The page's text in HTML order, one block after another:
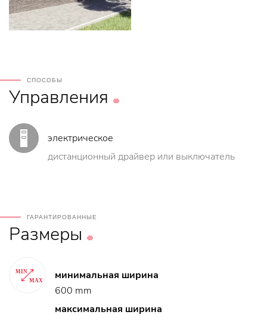
СПОСОБЫ
Управления
электрическое
дистанционный драйвер или выключатель
ГАРАНТИРОВАННЫЕ
Размеры
минимальная ширина
600 mm
максимальная ширина